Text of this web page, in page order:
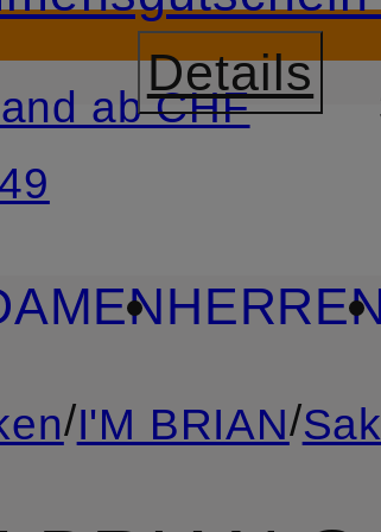
Details
ab CHF
/I'M BRIAN/